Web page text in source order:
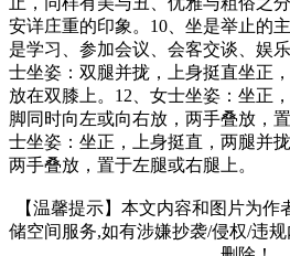
安详庄重的印象。10、坐是举止的
是学习、参加会议、会客交谈、娱
士坐姿：双腿并拢，上身挺直坐正
放在双膝上。12、女士坐姿：坐正
脚同时向左或向右放，两手叠放，
士坐姿：坐正，上身挺直，两腿并
两手叠放，置于左腿或右腿上。
【温馨提示】本文内容和图片为
储空间服务,如有涉嫌抄袭/侵权/违规